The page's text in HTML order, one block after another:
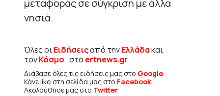
μεταφοράς σε σύγκριση με άλλα
νησιά.
Όλες οιΕιδήσειςαπό τηνΕλλάδακαι
τονΚόσμο, στο ertnews.gr
Διάβασε όλες τις ειδήσεις μας στο Google
Κάνε like στη σελίδα μας στο Facebook
Ακολούθησε μας στο Twitter